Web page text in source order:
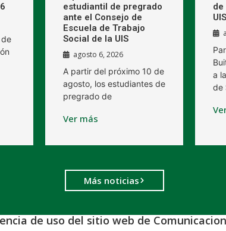
de
estudiantil de pregrado
ante el Consejo de
Escuela de Trabajo
Social de la UIS
agosto 6, 2026
A partir del próximo 10 de
agosto, los estudiantes de
pregrado de
Ver más
de
a
de
Más noticias
de uso del sitio web de